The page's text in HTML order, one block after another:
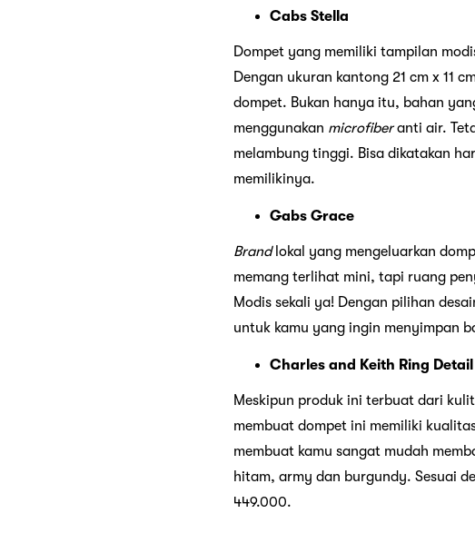
Cabs Stella
Dompet yang memiliki tampilan
Dengan ukuran kantong 21 cm x 11
dompet. Bukan hanya itu, bahan
menggunakan microfiberanti air.
melambung tinggi. Bisa dikatakan
memilikinya.
Gabs Grace
Brandlokal yang mengeluarkan
memang terlihat mini, tapi ruang
Modis sekali ya! Dengan pilihan
untuk kamu yang ingin menyimpan
Charles and Keith Ring
Meskipun produk ini terbuat dari
membuat dompet ini memiliki
membuat kamu sangat mudah
hitam, army dan burgundy. Sesuai
449.000.